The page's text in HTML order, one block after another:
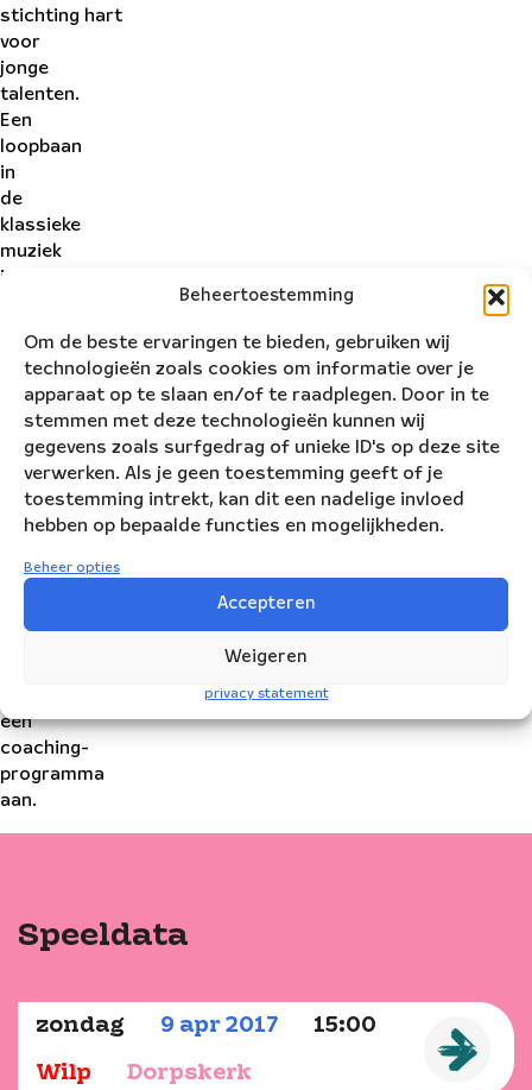
Beheertoestemming
Om de beste ervaringen te bieden, gebruiken wij
technologieën zoals cookies om informatie over je
apparaat op te slaan en/of te raadplegen. Door in te
stemmen met deze technologieën kunnen wij
gegevens zoals surfgedrag of unieke ID's op deze site
verwerken. Als je geen toestemming geeft of je
toestemming intrekt, kan dit een nadelige invloed
hebben op bepaalde functies en mogelijkheden.
Beheer opties
Accepteren
Weigeren
privacy statement
stichting hart
voor
jonge
talenten.
Een
loopbaan
in
de
klassieke
muziek
is
eenvoudig
starten.
een
geselecteerde
jonge
een
coaching-
programma
aan.
Speeldata
zondag 9 apr 2017 15:00
Wilp Dorpskerk